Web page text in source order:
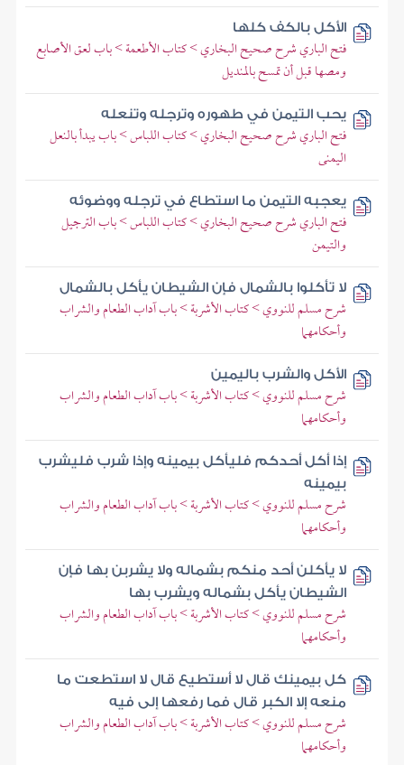
الأكل بالكف كلها
فتح الباري شرح صحيح البخاري > كتاب الأطعمة > باب لعق الأصابع
ومصها قبل أن تمسح بالمنديل
يحب التيمن في طهوره وترجله وتنعله
فتح الباري شرح صحيح البخاري > كتاب اللباس > باب يبدأ بالنعل
اليمنى
يعجبه التيمن ما استطاع في ترجله ووضوئه
فتح الباري شرح صحيح البخاري > كتاب اللباس > باب الترجيل
والتيمن
لا تأكلوا بالشمال فإن الشيطان يأكل بالشمال
شرح مسلم للنووي > كتاب الأشربة > باب آداب الطعام والشراب
وأحكامهما
الأكل والشرب باليمين
شرح مسلم للنووي > كتاب الأشربة > باب آداب الطعام والشراب
وأحكامهما
إذا أكل أحدكم فليأكل بيمينه وإذا شرب فليشرب
بيمينه
شرح مسلم للنووي > كتاب الأشربة > باب آداب الطعام والشراب
وأحكامهما
لا يأكلن أحد منكم بشماله ولا يشربن بها فإن
الشيطان يأكل بشماله ويشرب بها
شرح مسلم للنووي > كتاب الأشربة > باب آداب الطعام والشراب
وأحكامهما
كل بيمينك قال لا أستطيع قال لا استطعت ما
منعه إلا الكبر قال فما رفعها إلى فيه
شرح مسلم للنووي > كتاب الأشربة > باب آداب الطعام والشراب
وأحكامهما